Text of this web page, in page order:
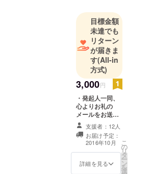
Weeybridを
設立いたし
ました。
この度、
「コワーキ
ングスペー
ス秋葉原
Weeyble」を
10月にオー
プンいたし
ます。
秋葉原徒歩3
分にボード
目標金額
未達でも
リターン
が届きま
す(All-in
方式)
3,000円
・発起人一同、
心よりお礼の
メールをお送り
いたします。 ・
オープニングイ
ベントへご招待
いたします。 ・
スペース利用/イ
ベント利用券 3
支援者：12人
お届け予定：
2016年10月
詳細を見る
こ
の
リ
タ
ー
ン
を
選